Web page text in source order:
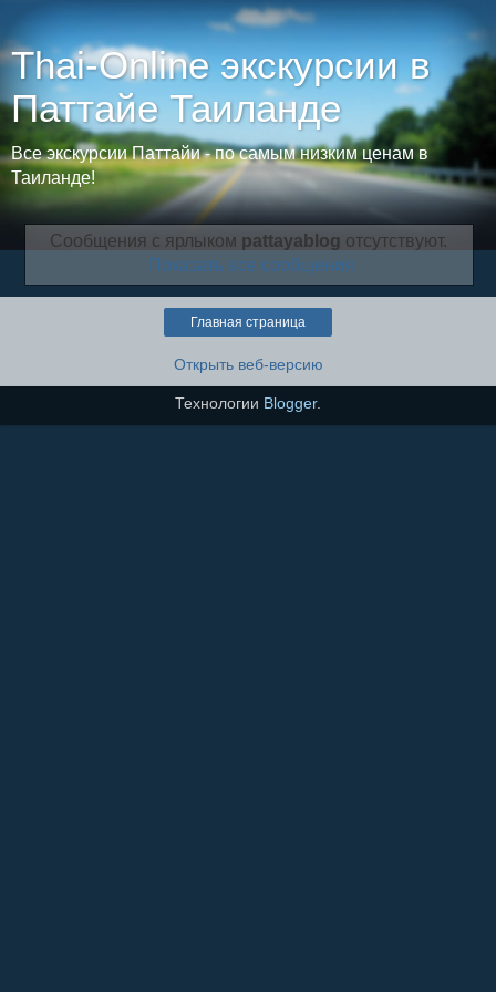
Thai-Online экскурсии в
Паттайе Таиланде
Все экскурсии Паттайи - по самым низким ценам в
Таиланде!
Сообщения с ярлыком pattayablog отсутствуют.
Показать все сообщения
Главная страница
Открыть веб-версию
Технологии Blogger.